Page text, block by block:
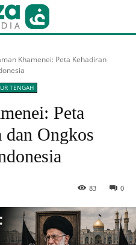
Khamenei: Peta Kehadiran
TENGAH
Peta
Ongkos
0
83